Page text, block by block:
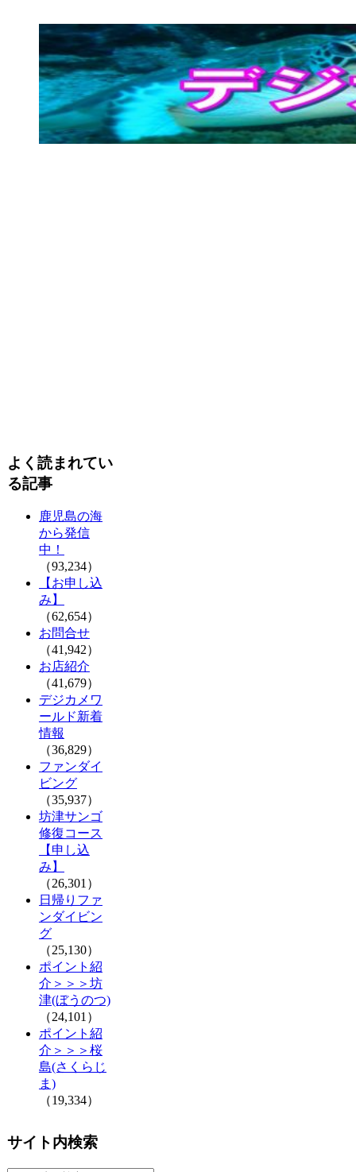
よく読まれてい
る記事
鹿児島の海
から発信
中！
（93,234）
【お申し込
み】
（62,654）
お問合せ
（41,942）
お店紹介
（41,679）
デジカメワ
ールド新着
情報
（36,829）
ファンダイ
ビング
（35,937）
坊津サンゴ
修復コース
【申し込
み】
（26,301）
日帰りファ
ンダイビン
グ
（25,130）
ポイント紹
介＞＞＞坊
津(ぼうのつ)
（24,101）
ポイント紹
介＞＞＞桜
島(さくらじ
ま)
（19,334）
サイト内検索